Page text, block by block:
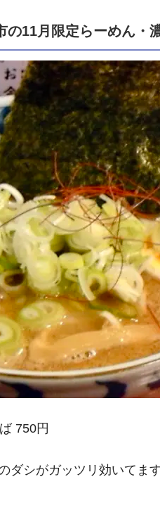
の11月限定らーめん・
750円
ダシがガッツリ効いてま